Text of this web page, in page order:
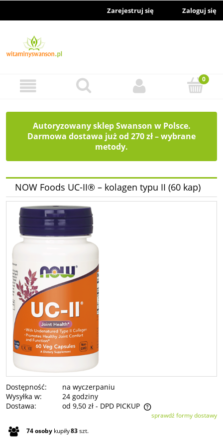
Zarejestruj się Zaloguj się
Autoryzowany sklep Swanson w Polsce.
Darmowa dostawa już od 270 zł – wybrane
metody.
NOW Foods UC-II® – kolagen typu II (60 kap)
Dostępność:
na wyczerpaniu
Wysyłka w:
24 godziny
Dostawa:
od 9,50 zł - DPD PICKUP
Cena nie zawiera ewentualnych kosztów płatnościsprawdź formy dostawy
74osoby kupiły83szt.